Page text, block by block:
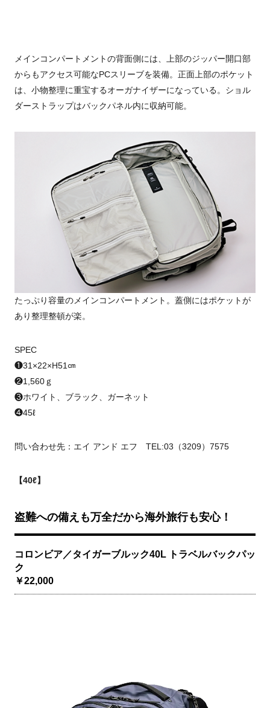
メインコンパートメントの背面側には、上部のジッパー開口部
からもアクセス可能なPCスリーブを装備。正面上部のポケット
は、小物整理に重宝するオーガナイザーになっている。ショル
ダーストラップはバックパネル内に収納可能。
たっぷり容量のメインコンパートメント。蓋側にはポケットが
あり整理整頓が楽。
SPEC
❶31×22×H51㎝
❷1,560ｇ
❸ホワイト、ブラック、ガーネット
❹45ℓ
問い合わせ先：エイ アンド エフ TEL:03（3209）7575
【40ℓ】
盗難への備えも万全だから海外旅行も安心！
コロンビア／タイガーブルック40L トラベルバックパッ
ク
￥22,000